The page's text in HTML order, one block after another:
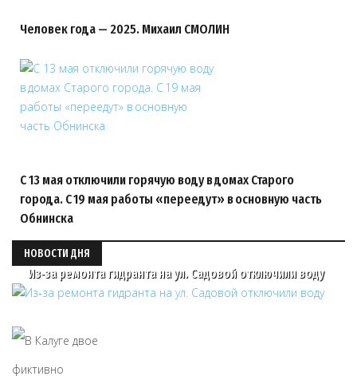
Человек года — 2025. Михаил СМОЛИН
С 13 мая отключили горячую воду в домах Старого
города. С 19 мая работы «переедут» в основную часть
Обнинска
НОВОСТИ ДНЯ
Из‑за ремонта гидранта на ул. Садовой отключили воду